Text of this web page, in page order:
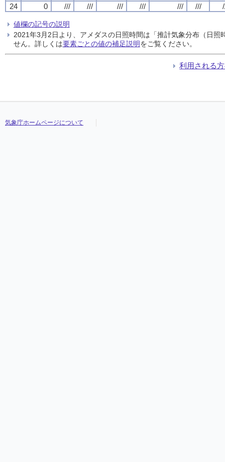
24
0 /// /// /// /// /// ///
値欄の記号の説明
2021年3月2日より、アメダスの日照時間は「推計気象分布（日
せん。詳しくは要素ごとの値の補足説明をご覧ください。
利用される
気象庁ホームページについて